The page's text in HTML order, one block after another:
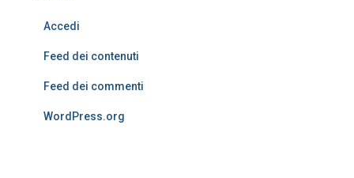
Accedi
Feed dei contenuti
Feed dei commenti
WordPress.org